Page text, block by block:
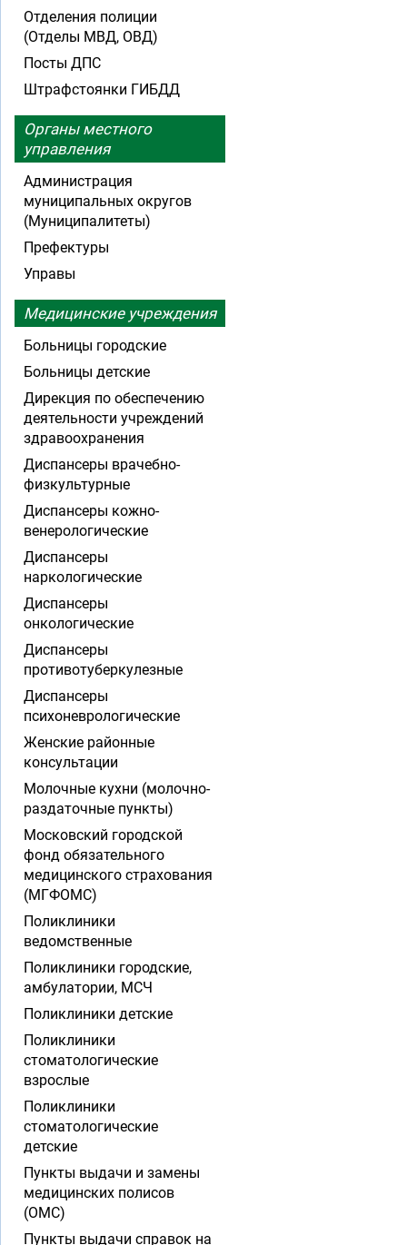
Отделения полиции
(Отделы МВД, ОВД)
Посты ДПС
Штрафстоянки ГИБДД
Органы местного
управления
Администрация
муниципальных округов
(Муниципалитеты)
Префектуры
Управы
Медицинские учреждения
Больницы городские
Больницы детские
Дирекция по обеспечению
деятельности учреждений
здравоохранения
Диспансеры врачебно-
физкультурные
Диспансеры кожно-
венерологические
Диспансеры
наркологические
Диспансеры
онкологические
Диспансеры
противотуберкулезные
Диспансеры
психоневрологические
Женские районные
консультации
Молочные кухни (молочно-
раздаточные пункты)
Московский городской
фонд обязательного
медицинского страхования
(МГФОМС)
Поликлиники
ведомственные
Поликлиники городские,
амбулатории, МСЧ
Поликлиники детские
Поликлиники
стоматологические
взрослые
Поликлиники
стоматологические
детские
Пункты выдачи и замены
медицинских полисов
(ОМС)
Пункты выдачи справок на